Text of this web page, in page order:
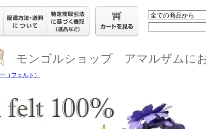
ゴルショップ アマルザムに
（フェルト）